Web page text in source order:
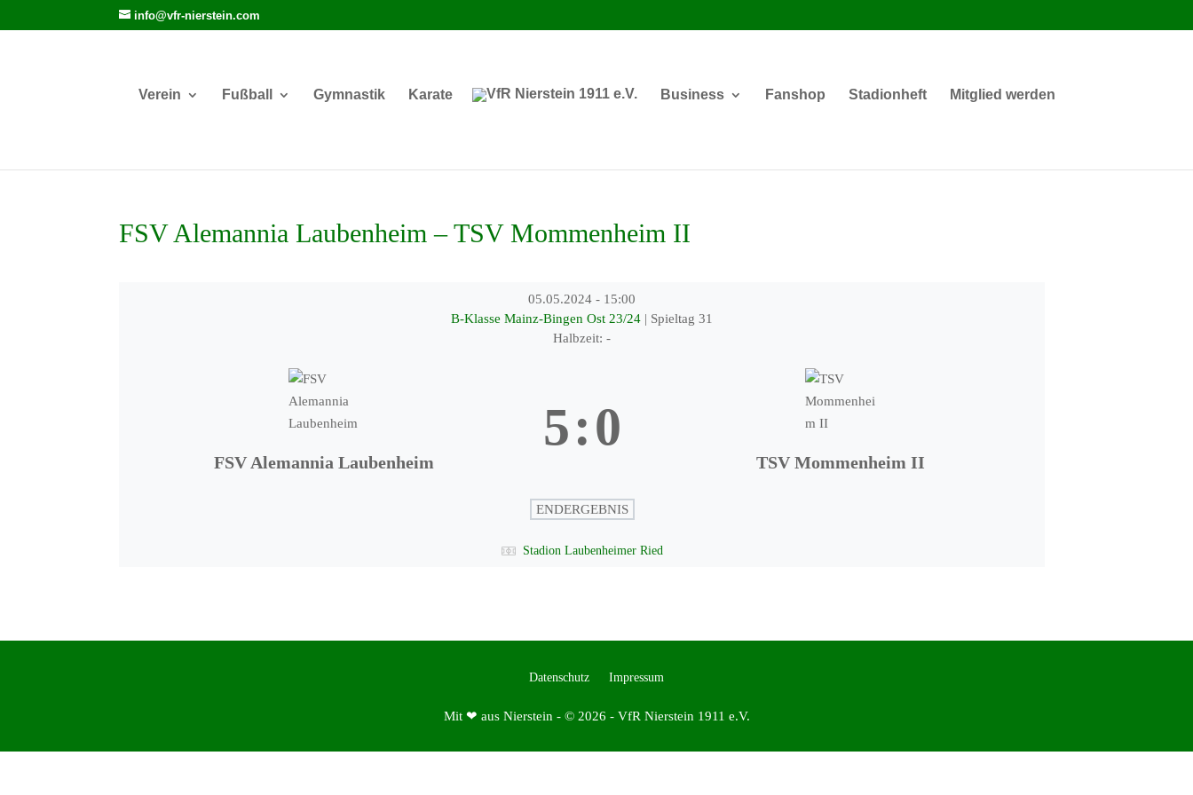
info@vfr-nierstein.com
Verein Fußball Gymnastik Karate Business Fanshop Stadionheft Mitglied werden
FSV Alemannia Laubenheim – TSV Mommenheim II
05.05.2024 - 15:00
B-Klasse Mainz-Bingen Ost 23/24 | Spieltag 31
Halbzeit: -
FSV Alemannia Laubenheim
5:0
TSV Mommenheim II
ENDERGEBNIS
Stadion Laubenheimer Ried
Datenschutz Impressum
Mit ❤ aus Nierstein - © 2026 - VfR Nierstein 1911 e.V.